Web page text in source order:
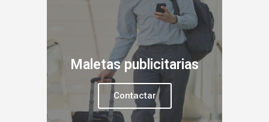
Maletas publicitarias
Contactar